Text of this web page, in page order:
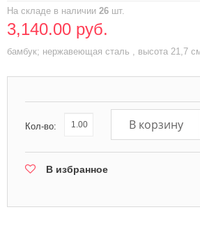
На складе в наличии 26 шт.
3,140.00 руб.
бамбук; нержавеющая сталь , высота 21,7
Кол-во: В корзину
В избранное